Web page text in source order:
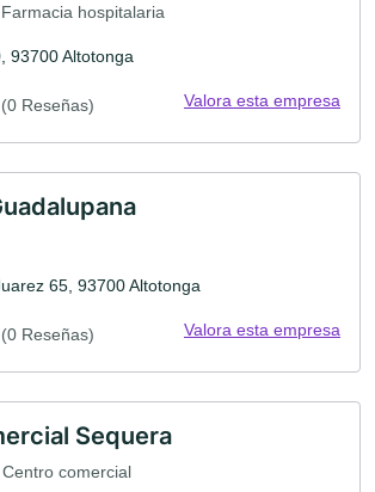
hospitalaria
93700 Altotonga
(0 Reseñas) Valora esta empresa
65, 93700 Altotonga
(0 Reseñas) Valora esta empresa
Sequera
comercial